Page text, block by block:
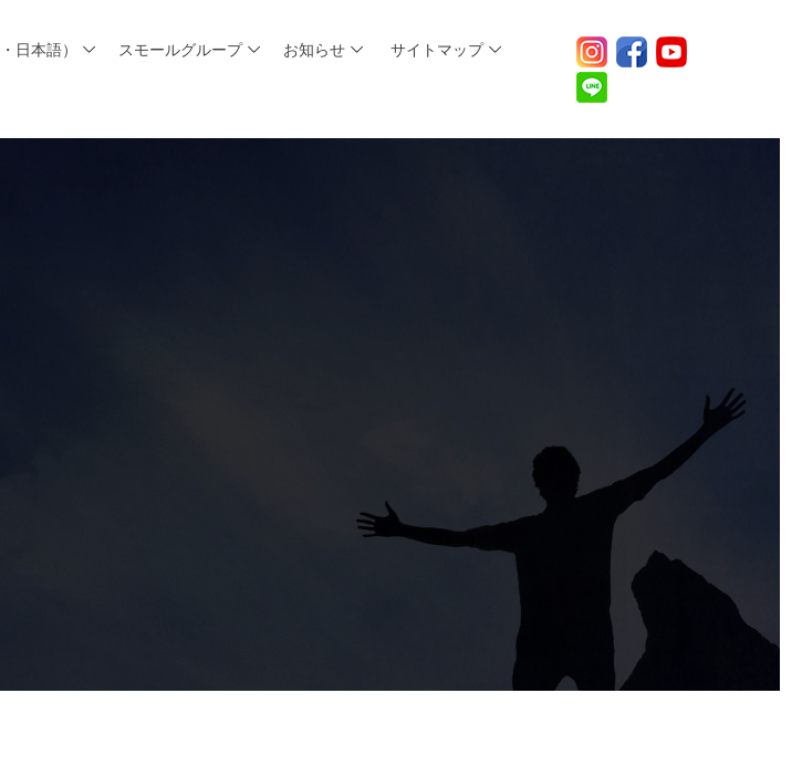
日本語） スモールグループ お知らせ サイトマップ